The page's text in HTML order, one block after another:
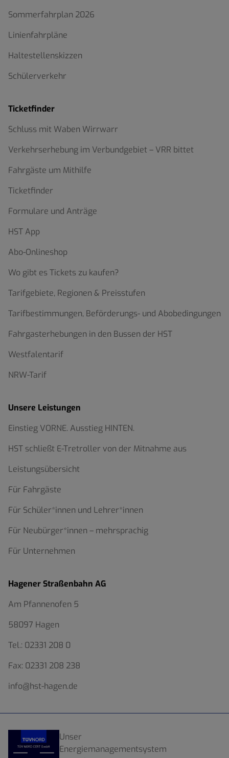
Sommerfahrplan 2026
Linienfahrpläne
Haltestellenskizzen
Schülerverkehr
Ticketfinder
Schluss mit Waben Wirrwarr
Verkehrserhebung im Verbundgebiet – VRR bittet
Fahrgäste um Mithilfe
Ticketfinder
Formulare und Anträge
HST App
Abo-Onlineshop
Wo gibt es Tickets zu kaufen?
Tarifgebiete, Regionen & Preisstufen
Tarifbestimmungen, Beförderungs- und Abobedingungen
Fahrgasterhebungen in den Bussen der HST
Westfalentarif
NRW-Tarif
Unsere Leistungen
Einstieg VORNE. Ausstieg HINTEN.
HST schließt E-Tretroller von der Mitnahme aus
Leistungsübersicht
Für Fahrgäste
Für Schüler*innen und Lehrer*innen
Für Neubürger*innen – mehrsprachig
Für Unternehmen
Hagener Straßenbahn AG
Am Pfannenofen 5
58097 Hagen
Tel.: 02331 208 0
Fax: 02331 208 238
info@hst-hagen.de
Unser
Energiemanagementsystem